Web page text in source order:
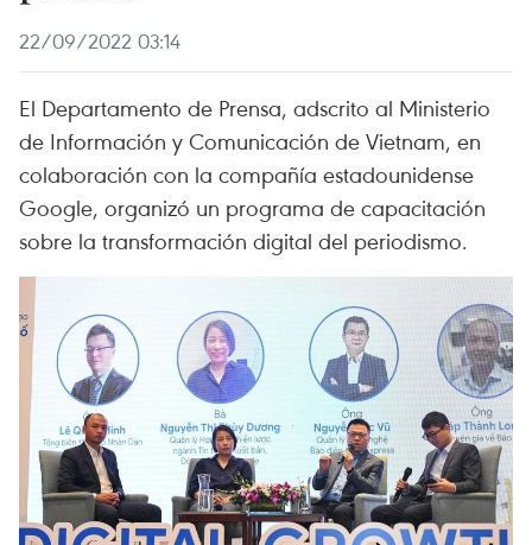
22/09/2022 03:14
El Departamento de Prensa, adscrito al Ministerio
de Información y Comunicación de Vietnam, en
colaboración con la compañía estadounidense
Google, organizó un programa de capacitación
sobre la transformación digital del periodismo.